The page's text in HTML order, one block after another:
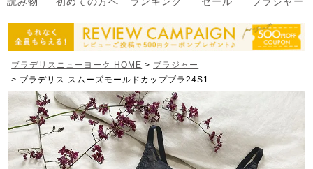
ブラデリスニューヨーク HOME
ブラジャー
ブラデリス スムーズモールドカップブラ24S1